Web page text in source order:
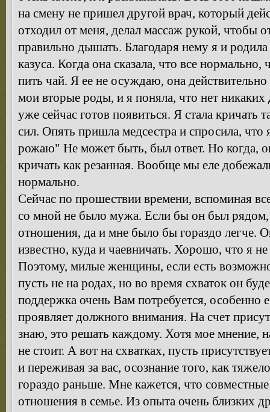
на смену не пришел другой врач, который
отходил от меня, делал массаж рукой, чтобы
правильно дышать. Благодаря нему я и
казуса. Когда она сказала, что все
пить чай. Я ее не осуждаю, она
мои вторые роды, и я поняла, что нет
уже сейчас готов появиться. Я стала кричать
сил. Опять пришла медсестра и спросила, что
рожаю" Не может быть, был ответ. Но когда,
кричать как резанная. Вообще мы еле
нормально.
Сейчас по прошествии времени, вспоминая
со мной не было мужа. Если бы он был рядом,
отношения, да и мне было бы гораздо легче.
известно, куда и чаевничать. Хорошо, что я
Поэтому, милые женщины, если есть
пусть не на родах, но во время схваток он
поддержка очень Вам потребуется, особенно
проявляет должного внимания. На счет
знаю, это решать каждому. Хотя мое мнение,
не стоит. А вот на схватках, пусть
и переживая за вас, осознание того, как
гораздо раньше. Мне кажется, что
отношения в семье. Из опыта очень близких